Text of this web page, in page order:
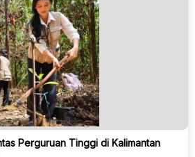
Perguruan Tinggi di Kalimantan